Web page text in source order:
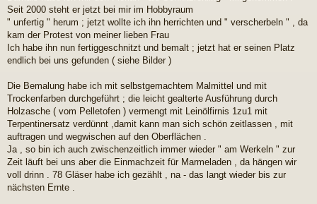
Seit 2000 steht er jetzt bei mir im Hobbyraum
" unfertig " herum ; jetzt wollte ich ihn herrichten und " verscherbeln " , da
kam der Protest von meiner lieben Frau
Ich habe ihn nun fertiggeschnitzt und bemalt ; jetzt hat er seinen Platz
endlich bei uns gefunden ( siehe Bilder )
Die Bemalung habe ich mit selbstgemachtem Malmittel und mit
Trockenfarben durchgeführt ; die leicht gealterte Ausführung durch
Holzasche ( vom Pelletofen ) vermengt mit Leinölfirnis 1zu1 mit
Terpentinersatz verdünnt ,damit kann man sich schön zeitlassen , mit
auftragen und wegwischen auf den Oberflächen .
Ja , so bin ich auch zwischenzeitlich immer wieder " am Werkeln " zur
Zeit läuft bei uns aber die Einmachzeit für Marmeladen , da hängen wir
voll drinn . 78 Gläser habe ich gezählt , na - das langt wieder bis zur
nächsten Ernte .